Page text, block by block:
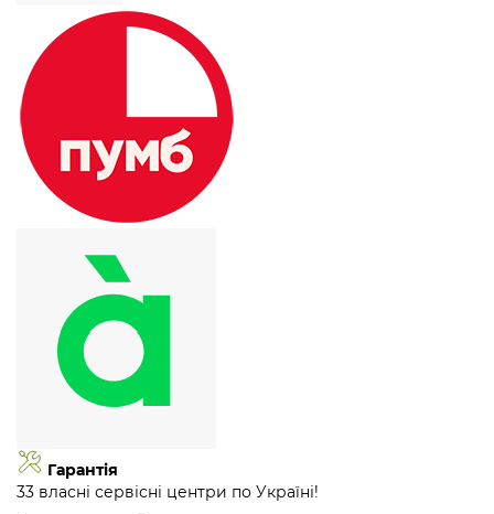
Гарантія
33 власні сервісні центри по Україні!